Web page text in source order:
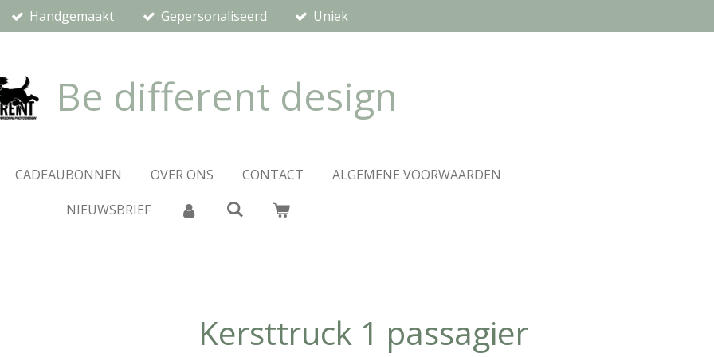
Handgemaakt Gepersonaliseerd Uniek
Be different design
CADEAUBONNEN OVER ONS CONTACT
ALGEMENE VOORWAARDEN
NIEUWSBRIEF
Kersttruck 1 passagier